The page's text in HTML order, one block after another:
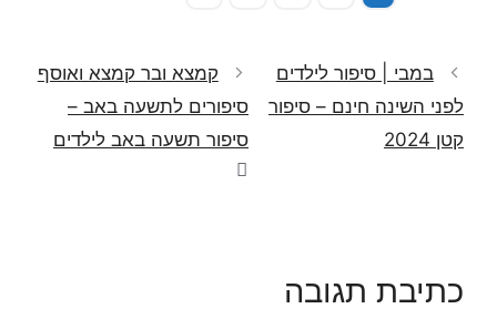
במבי | סיפור לילדים
לפני השינה חינם – סיפור
קטן 2024
קמצא ובר קמצא ואוסף
סיפורים לתשעה באב –
סיפור תשעה באב לילדים
כתיבת תגובה